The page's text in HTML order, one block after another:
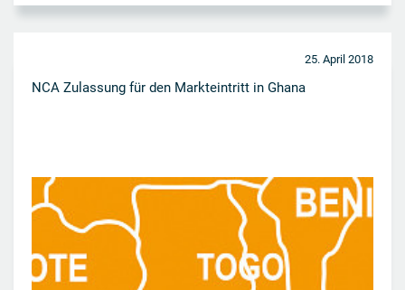
25. April 2018
NCA Zulassung für den Markteintritt in Ghana